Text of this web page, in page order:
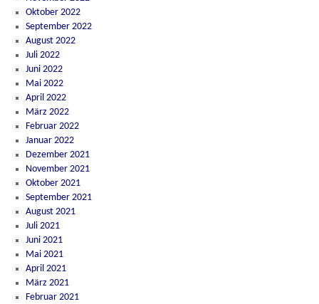
Oktober 2022
September 2022
August 2022
Juli 2022
Juni 2022
Mai 2022
April 2022
März 2022
Februar 2022
Januar 2022
Dezember 2021
November 2021
Oktober 2021
September 2021
August 2021
Juli 2021
Juni 2021
Mai 2021
April 2021
März 2021
Februar 2021